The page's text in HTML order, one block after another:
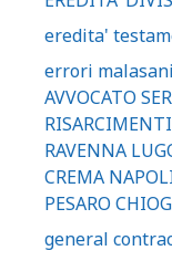
eredita'
errori
AVVOCATO
RAVENNA
CREMA
PESARO
general